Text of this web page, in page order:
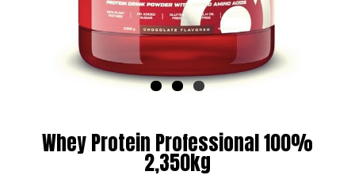
100% Whey Protein Professional
2,350kg